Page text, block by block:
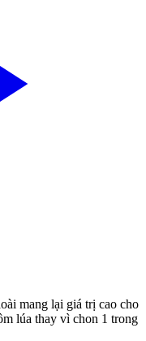
mang lại giá trị cao cho
lúa thay vì chon 1 trong